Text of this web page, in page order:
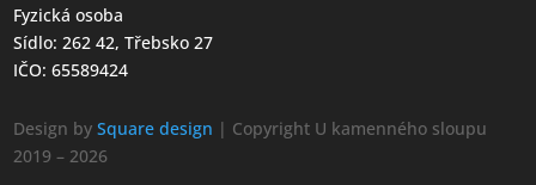
Fyzická osoba
Sídlo: 262 42, Třebsko 27
IČO: 65589424
Design bySquare design | Copyright U kamenného sloupu
2019 – 2026